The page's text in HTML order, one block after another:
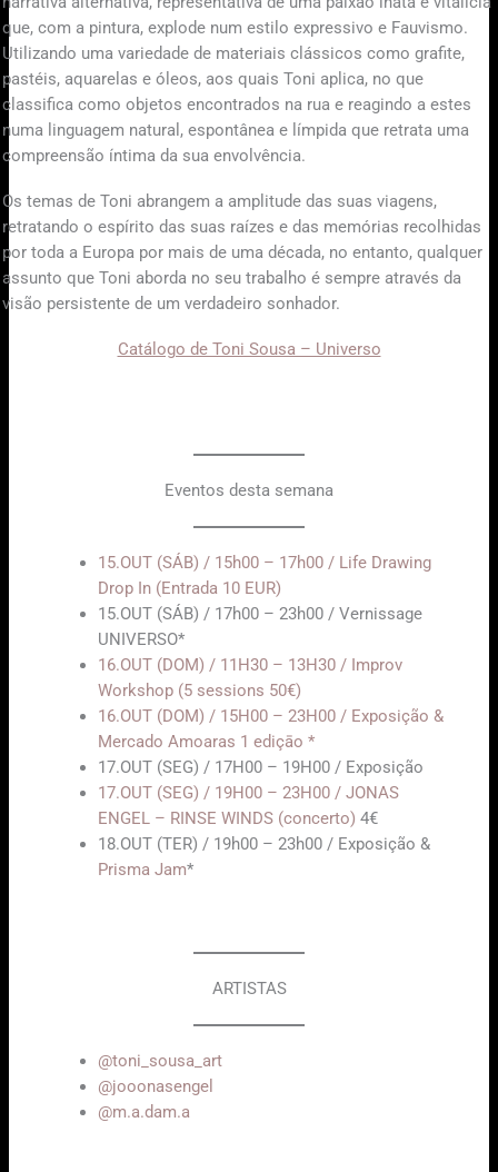
que, com a pintura, explode num estilo expressivo e Fauvismo.
Utilizando uma variedade de materiais clássicos como grafite,
pastéis, aquarelas e óleos, aos quais Toni aplica, no que
classifica como objetos encontrados na rua e reagindo a estes
numa linguagem natural, espontânea e límpida que retrata uma
compreensão íntima da sua envolvência.
Os temas de Toni abrangem a amplitude das suas viagens,
retratando o espírito das suas raízes e das memórias recolhidas
por toda a Europa por mais de uma década, no entanto, qualquer
assunto que Toni aborda no seu trabalho é sempre através da
visão persistente de um verdadeiro sonhador.
Catálogo de Toni Sousa – Universo
Eventos desta semana
15.OUT (SÁB) / 15h00 – 17h00 / Life Drawing
Drop In (Entrada 10 EUR)
15.OUT (SÁB) / 17h00 – 23h00 / Vernissage
UNIVERSO*
16.OUT (DOM) / 11H30 – 13H30 / Improv
Workshop (5 sessions 50€)
16.OUT (DOM) / 15H00 – 23H00 / Exposição &
Mercado Amoaras 1 ediçāo *
17.OUT (SEG) / 17H00 – 19H00 / Exposição
17.OUT (SEG) / 19H00 – 23H00 / JONAS
ENGEL – RINSE WINDS (concerto) 4€
18.OUT (TER) / 19h00 – 23h00 / Exposição &
Prisma Jam*
ARTISTAS
@toni_sousa_art
@jooonasengel
@m.a.dam.a